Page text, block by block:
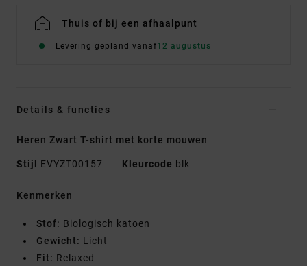
Thuis of bij een afhaalpunt
Levering gepland vanaf12 augustus
Details & functies
Heren Zwart T-shirt met korte mouwen
Stijl EVYZT00157 Kleurcode blk
Kenmerken
Stof: Biologisch katoen
Gewicht: Licht
Fit: Relaxed